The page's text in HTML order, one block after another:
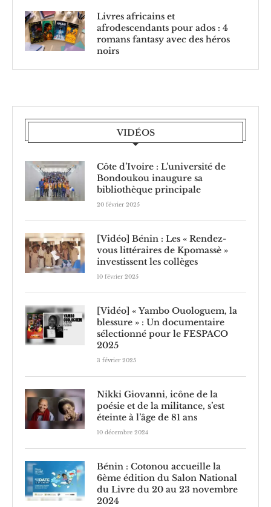
Livres africains et
afrodescendants pour ados : 4
romans fantasy avec des héros
noirs
VIDÉOS
Côte d’Ivoire : L’université de
Bondoukou inaugure sa
bibliothèque principale
20 février 2025
[Vidéo] Bénin : Les « Rendez-
vous littéraires de Kpomassè »
investissent les collèges
10 février 2025
[Vidéo] « Yambo Ouologuem, la
blessure » : Un documentaire
sélectionné pour le FESPACO
2025
3 février 2025
Nikki Giovanni, icône de la
poésie et de la militance, s’est
éteinte à l’âge de 81 ans
10 décembre 2024
Bénin : Cotonou accueille la
6ème édition du Salon National
du Livre du 20 au 23 novembre
2024